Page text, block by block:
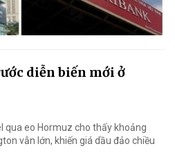
diễn biến mới ở
qua eo Hormuz cho thấy khoảng
vẫn lớn, khiến giá dầu đảo chiều